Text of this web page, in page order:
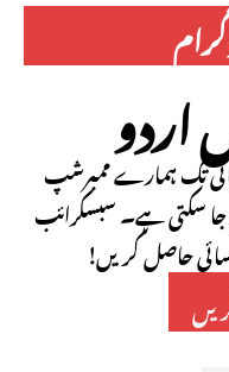
اردو
تک ہمارے ممبرشپ
سکتی ہے۔ سبسکرائب
حاصل کریں!